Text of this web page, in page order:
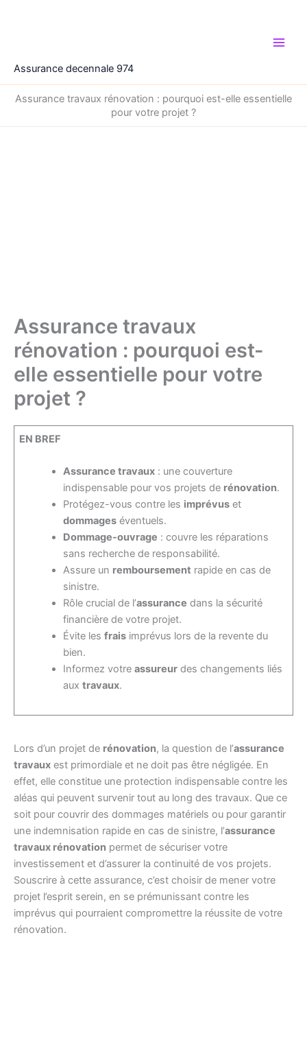
Assurance decennale 974
Assurance travaux rénovation : pourquoi est-elle essentielle
pour votre projet ?
Assurance travaux
rénovation : pourquoi est-
elle essentielle pour votre
projet ?
EN BREF
Assurance travaux : une couverture
indispensable pour vos projets de rénovation.
Protégez-vous contre les imprévus et
dommages éventuels.
Dommage-ouvrage : couvre les réparations
sans recherche de responsabilité.
Assure un remboursement rapide en cas de
sinistre.
Rôle crucial de l’assurance dans la sécurité
financière de votre projet.
Évite lesfrais imprévus lors de la revente du
bien.
Informez votreassureur des changements liés
auxtravaux.
Lors d’un projet de rénovation, la question de l’assurance
travaux est primordiale et ne doit pas être négligée. En
effet, elle constitue une protection indispensable contre les
aléas qui peuvent survenir tout au long des travaux. Que ce
soit pour couvrir des dommages matériels ou pour garantir
une indemnisation rapide en cas de sinistre, l’assurance
travaux rénovation permet de sécuriser votre
investissement et d’assurer la continuité de vos projets.
Souscrire à cette assurance, c’est choisir de mener votre
projet l’esprit serein, en se prémunissant contre les
imprévus qui pourraient compromettre la réussite de votre
rénovation.